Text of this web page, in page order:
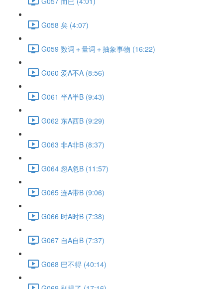
G058 矣 (4:07)
G059 数词＋量词＋抽象事物 (16:22)
G060 爱A不A (8:56)
G061 半A半B (9:43)
G062 东A西B (9:29)
G063 非A非B (8:37)
G064 忽A忽B (11:57)
G065 连A带B (9:06)
G066 时A时B (7:38)
G067 自A自B (7:37)
G068 巴不得 (40:14)